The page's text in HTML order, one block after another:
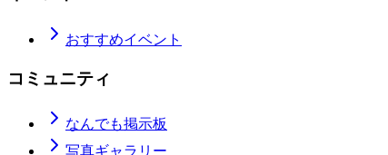
おすすめイベント
コミュニティ
なんでも掲示板
写真ギャラリー